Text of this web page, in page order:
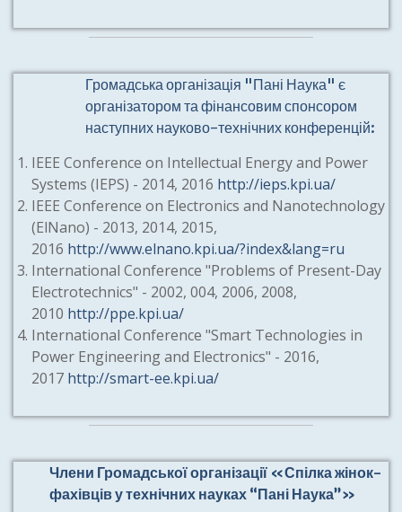
Громадська організація "Пані Наука" є
організатором та фінансовим спонсором
наступних науково-технічних конференцій:
IEEE Conference on Intellectual Energy and Power
Systems (IEPS) - 2014, 2016 http://ieps.kpi.ua/
IEEE Conference on Electronics and Nanotechnology
(ElNano) - 2013, 2014, 2015,
2016 http://www.elnano.kpi.ua/?index&lang=ru
International Conference "Problems of Present-Day
Electrotechnics" - 2002, 004, 2006, 2008,
2010 http://ppe.kpi.ua/
International Conference "Smart Technologies in
Power Engineering and Electronics" - 2016,
2017 http://smart-ee.kpi.ua/
Члени Громадської організації «Спілка жінок-
фахівців у технічних науках “Пані Наука”»